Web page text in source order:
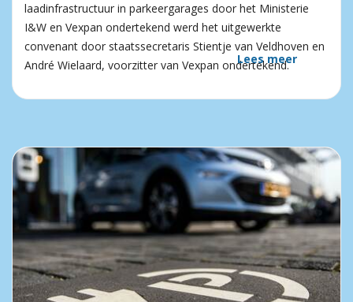
laadinfrastructuur in parkeergarages door het Ministerie
I&W en Vexpan ondertekend werd het uitgewerkte
convenant door staatssecretaris Stientje van Veldhoven en
André Wielaard, voorzitter van Vexpan ondertekend.
Lees meer